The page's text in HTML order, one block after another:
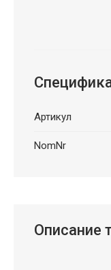
Артикул
NomNr
Описание